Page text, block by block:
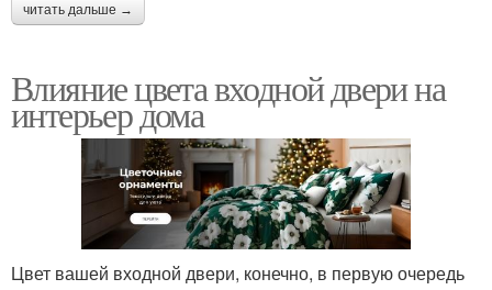
читать дальше →
Влияние цвета входной двери на
интерьер дома
Цвет вашей входной двери, конечно, в первую очередь